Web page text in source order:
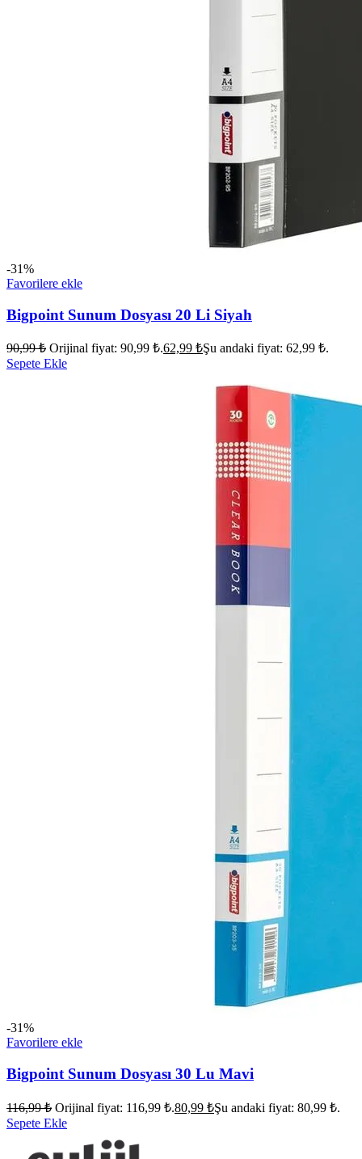
-31%
Favorilere ekle
Bigpoint Sunum Dosyası 20 Li Siyah
90,99₺ Orijinal fiyat: 90,99 ₺.62,99 ₺Şu andaki fiyat: 62,99 ₺.
Sepete Ekle
-31%
Favorilere ekle
Bigpoint Sunum Dosyası 30 Lu Mavi
116,99₺ Orijinal fiyat: 116,99 ₺.80,99 ₺Şu andaki fiyat: 80,99 ₺.
Sepete Ekle